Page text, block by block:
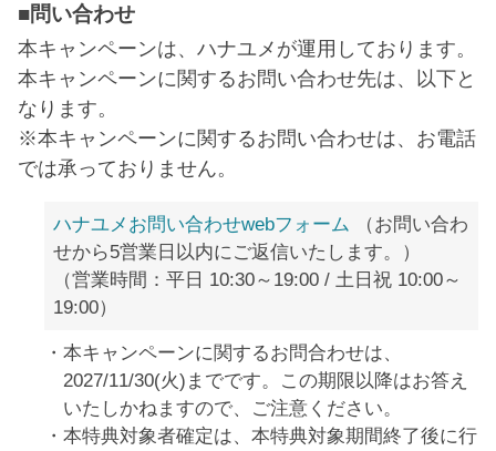
■問い合わせ
本キャンペーンは、ハナユメが運用しております。
本キャンペーンに関するお問い合わせ先は、以下と
なります。
※本キャンペーンに関するお問い合わせは、お電話
では承っておりません。
ハナユメお問い合わせwebフォーム
（お問い合わ
せから5営業日以内にご返信いたします。）
（営業時間：平日 10:30～19:00 / 土日祝 10:00～
19:00）
本キャンペーンに関するお問合わせは、
2027/11/30(火)までです。この期限以降はお答え
いたしかねますので、ご注意ください。
本特典対象者確定は、本特典対象期間終了後に行